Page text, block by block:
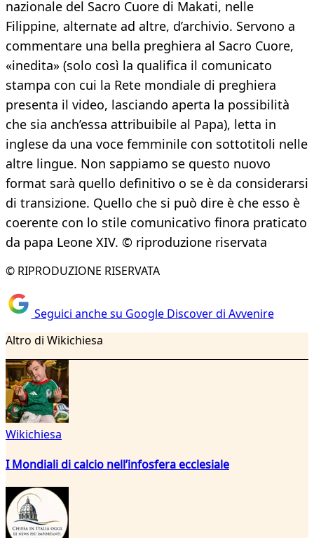
nazionale del Sacro Cuore di Makati, nelle
Filippine, alternate ad altre, d’archivio. Servono a
commentare una bella preghiera al Sacro Cuore,
«inedita» (solo così la qualifica il comunicato
stampa con cui la Rete mondiale di preghiera
presenta il video, lasciando aperta la possibilità
che sia anch’essa attribuibile al Papa), letta in
inglese da una voce femminile con sottotitoli nelle
altre lingue. Non sappiamo se questo nuovo
format sarà quello definitivo o se è da considerarsi
di transizione. Quello che si può dire è che esso è
coerente con lo stile comunicativo finora praticato
da papa Leone XIV. © riproduzione riservata
© RIPRODUZIONE RISERVATA
Seguici anche su Google Discover di Avvenire
Altro di Wikichiesa
Wikichiesa
I Mondiali di calcio nell’infosfera ecclesiale